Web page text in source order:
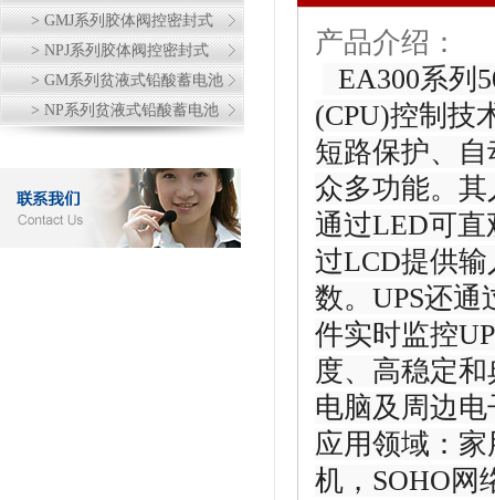
> GMJ系列胶体阀控密封式
> NPJ系列胶体阀控密封式
> GM系列贫液式铅酸蓄电池
> NP系列贫液式铅酸蓄电池
产品介绍：
EA300系列
(CPU)控制技
短路保护、
众多功能。
通过LED可直
过LCD提供
数。UPS还通
件实时监控
度、高稳定
电脑及周边
应用领域： 家
机，SOHO网